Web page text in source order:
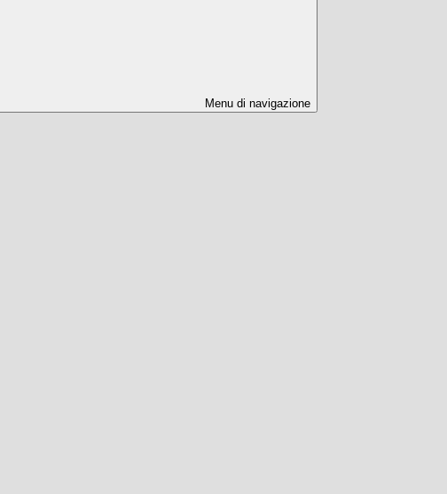
Menu di navigazione